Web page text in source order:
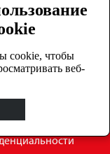
cookie, чтобы
веб-